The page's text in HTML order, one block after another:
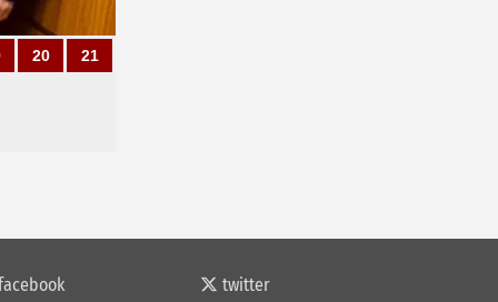
20 21
twitter